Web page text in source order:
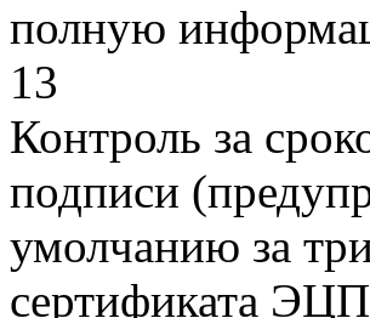
полную
13
Контроль за
подписи
умолчанию за
сертификата